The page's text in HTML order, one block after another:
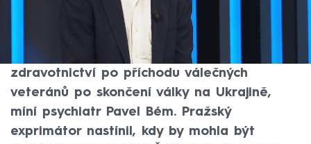
Využití léčebného psilocybinu při
asistované psychoterapii, které schválila
Sněmovna, může významně pomoci ve
zdravotnictví po příchodu válečných
veteránů po skončení války na Ukrajině,
míní psychiatr Pavel Bém. Pražský
exprimátor nastínil, kdy by mohla být